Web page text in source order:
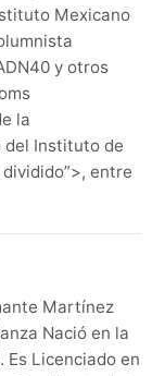
Mexicano
y otros
la
del Instituto de
entre
Martínez
Nació en la
Es Licenciado en